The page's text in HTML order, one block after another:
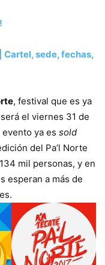
Cartel, sede, fechas,
, festival que es ya
el viernes 31 de
ya es sold
del Pa’l Norte
mil personas, y en
esperan a más de